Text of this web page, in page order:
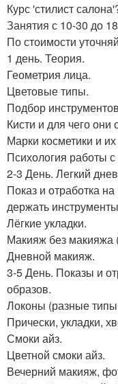
Курс 'стилист
Занятия с 10-30 до
По стоимости
1 день. Теория.
Геометрия лица.
Цветовые типы.
Подбор
Кисти и для чего они
Марки косметики и
Психология работы
2-3 День. Легкий
Показ и отработка
держать
Лёгкие укладки.
Макияж без макияжа
Дневной макияж.
3-5 День. Показы и
образов.
Локоны (разные типы
Прически, укладки,
Смоки айз.
Цветной смоки айз.
Вечерний макияж,